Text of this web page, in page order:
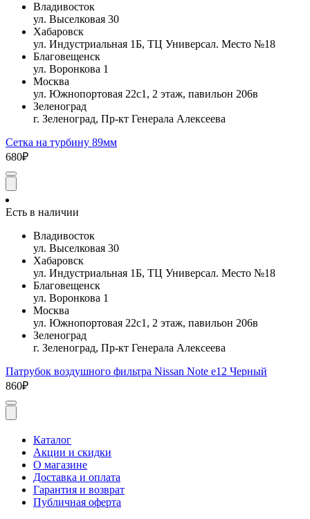
Владивосток
ул. Выселковая 30
Хабаровск
ул. Индустриальная 1Б, ТЦ Универсал. Место №18
Благовещенск
ул. Воронкова 1
Москва
ул. Южнопортовая 22с1, 2 этаж, павильон 206в
Зеленоград
г. Зеленоград, Пр-кт Генерала Алексеева
Сетка на турбину 89мм
680₽
Есть в наличии
Владивосток
ул. Выселковая 30
Хабаровск
ул. Индустриальная 1Б, ТЦ Универсал. Место №18
Благовещенск
ул. Воронкова 1
Москва
ул. Южнопортовая 22с1, 2 этаж, павильон 206в
Зеленоград
г. Зеленоград, Пр-кт Генерала Алексеева
Патрубок воздушного фильтра Nissan Note e12 Черный
860₽
Каталог
Акции и скидки
О магазине
Доставка и оплата
Гарантия и возврат
Публичная оферта